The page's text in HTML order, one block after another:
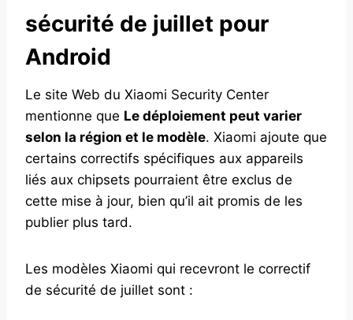
sécurité de juillet pour
Android
Le site Web du Xiaomi Security Center
mentionne que Le déploiement peut varier
selon la région et le modèle. Xiaomi ajoute que
certains correctifs spécifiques aux appareils
liés aux chipsets pourraient être exclus de
cette mise à jour, bien qu’il ait promis de les
publier plus tard.
Les modèles Xiaomi qui recevront le correctif
de sécurité de juillet sont :